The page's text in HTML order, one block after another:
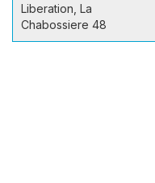
Liberation, La
Chabossiere 48